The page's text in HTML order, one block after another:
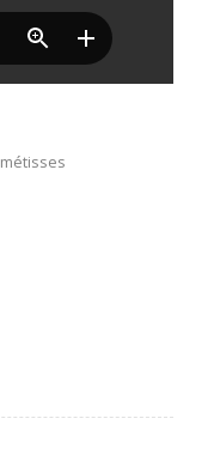
métisses